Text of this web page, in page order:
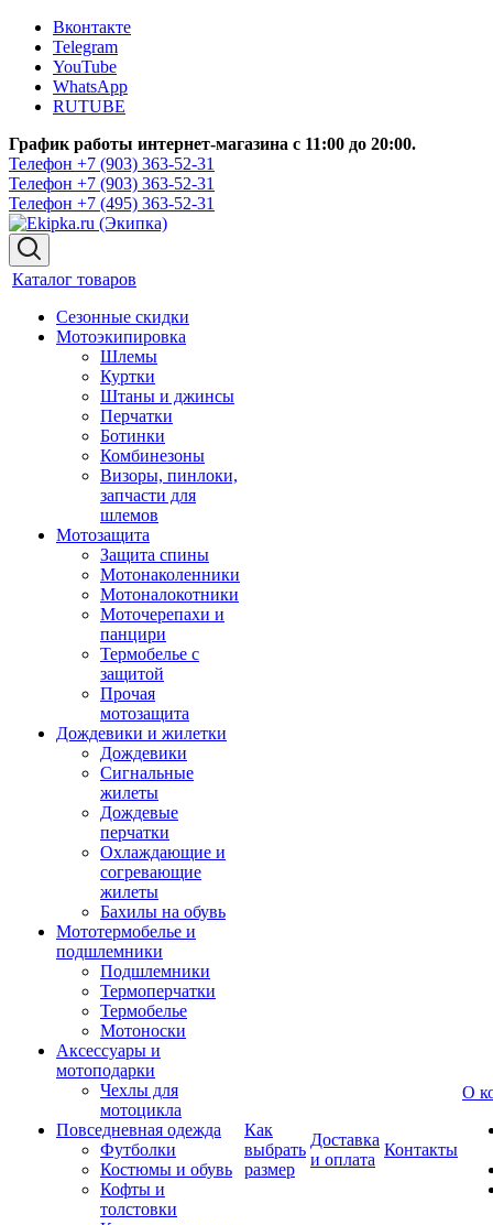
Вконтакте
Telegram
YouTube
WhatsApp
RUTUBE
График работы интернет-магазина с 11:00 до 20:00.
Телефон +7 (903) 363-52-31
Телефон +7 (903) 363-52-31
Телефон +7 (495) 363-52-31
Каталог товаров
Сезонные скидки
Мотоэкипировка
Шлемы
Куртки
Штаны и джинсы
Перчатки
Ботинки
Комбинезоны
Визоры, пинлоки,
запчасти для
шлемов
Мотозащита
Защита спины
Мотонаколенники
Мотоналокотники
Моточерепахи и
панцири
Термобелье с
защитой
Прочая
мотозащита
Дождевики и жилетки
Дождевики
Сигнальные
жилеты
Дождевые
перчатки
Охлаждающие и
согревающие
жилеты
Бахилы на обувь
Мототермобелье и
подшлемники
Подшлемники
Термоперчатки
Термобелье
Мотоноски
Аксессуары и
мотоподарки
Чехлы для
мотоцикла
Повседневная одежда
Футболки
Костюмы и обувь
Кофты и
толстовки
Как
выбрать
размер
Доставка
и оплата
Контакты
О